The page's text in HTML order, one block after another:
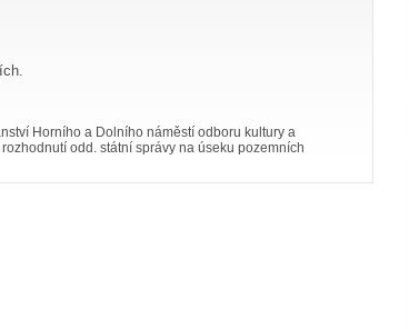
Horního a Dolního náměstí odboru kultury a
odd. státní správy na úseku pozemních